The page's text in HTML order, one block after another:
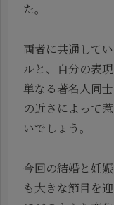
た。
両者に共通して
ルと、自分の表
単なる著名人同
の近さによって
いでしょう。
今回の結婚と妊
も大きな節目を